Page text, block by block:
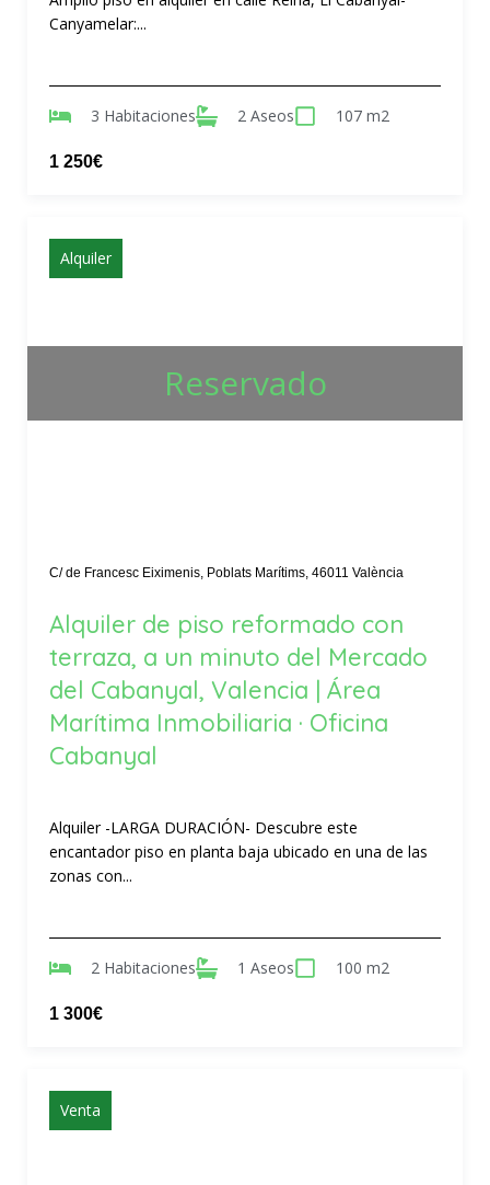
Canyamelar:...
3 Habitaciones 2 Aseos 107 m2
1 250€
Alquiler
Reservado
C/ de Francesc Eiximenis, Poblats Marítims, 46011 València
Alquiler de piso reformado con
terraza, a un minuto del Mercado
del Cabanyal, Valencia | Área
Marítima Inmobiliaria · Oficina
Cabanyal
Alquiler -LARGA DURACIÓN- Descubre este
encantador piso en planta baja ubicado en una de las
zonas con...
2 Habitaciones 1 Aseos 100 m2
1 300€
Venta